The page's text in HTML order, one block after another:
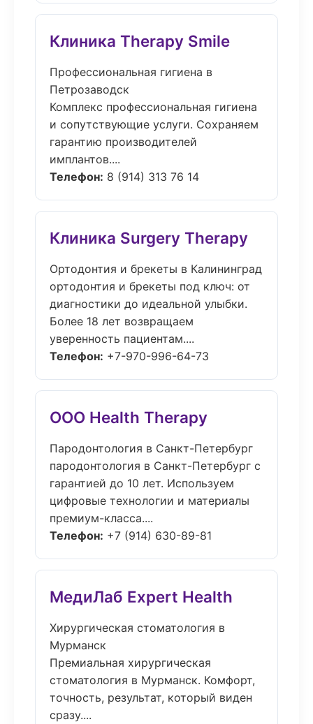
Клиника Therapy Smile
Профессиональная гигиена в
Петрозаводск
Комплекс профессиональная гигиена
и сопутствующие услуги. Сохраняем
гарантию производителей
имплантов....
Телефон: 8 (914) 313 76 14
Клиника Surgery Therapy
Ортодонтия и брекеты в Калининград
ортодонтия и брекеты под ключ: от
диагностики до идеальной улыбки.
Более 18 лет возвращаем
уверенность пациентам....
Телефон: +7-970-996-64-73
ООО Health Therapy
Пародонтология в Санкт-Петербург
пародонтология в Санкт-Петербург с
гарантией до 10 лет. Используем
цифровые технологии и материалы
премиум-класса....
Телефон: +7 (914) 630-89-81
МедиЛаб Expert Health
Хирургическая стоматология в
Мурманск
Премиальная хирургическая
стоматология в Мурманск. Комфорт,
точность, результат, который виден
сразу....